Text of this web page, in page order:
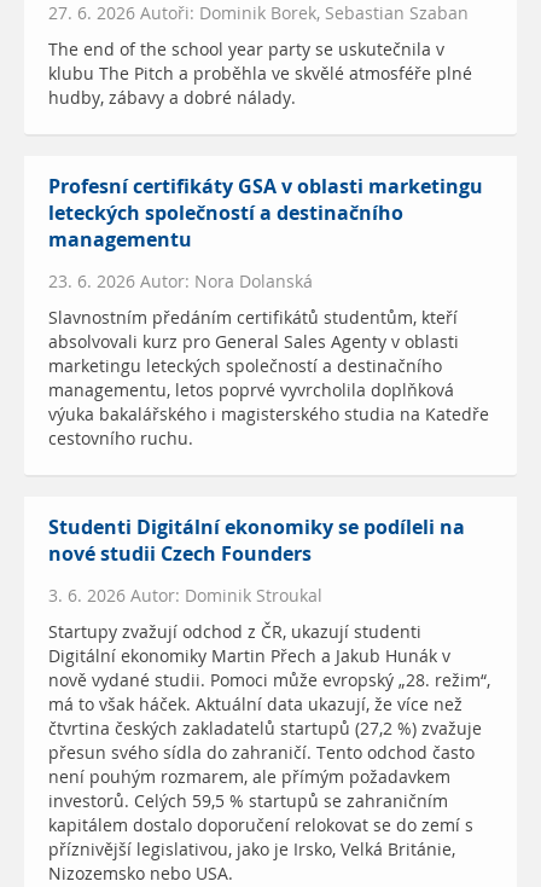
27. 6. 2026 Autoři: Dominik Borek, Sebastian Szaban
The end of the school year party se uskutečnila v
klubu The Pitch a proběhla ve skvělé atmosféře plné
hudby, zábavy a dobré nálady.
Profesní certifikáty GSA v oblasti marketingu
leteckých společností a destinačního
managementu
23. 6. 2026 Autor: Nora Dolanská
Slavnostním předáním certifikátů studentům, kteří
absolvovali kurz pro General Sales Agenty v oblasti
marketingu leteckých společností a destinačního
managementu, letos poprvé vyvrcholila doplňková
výuka bakalářského i magisterského studia na Katedře
cestovního ruchu.
Studenti Digitální ekonomiky se podíleli na
nové studii Czech Founders
3. 6. 2026 Autor: Dominik Stroukal
Startupy zvažují odchod z ČR, ukazují studenti
Digitální ekonomiky Martin Přech a Jakub Hunák v
nově vydané studii. Pomoci může evropský „28. režim“,
má to však háček. Aktuální data ukazují, že více než
čtvrtina českých zakladatelů startupů (27,2 %) zvažuje
přesun svého sídla do zahraničí. Tento odchod často
není pouhým rozmarem, ale přímým požadavkem
investorů. Celých 59,5 % startupů se zahraničním
kapitálem dostalo doporučení relokovat se do zemí s
příznivější legislativou, jako je Irsko, Velká Británie,
Nizozemsko nebo USA.